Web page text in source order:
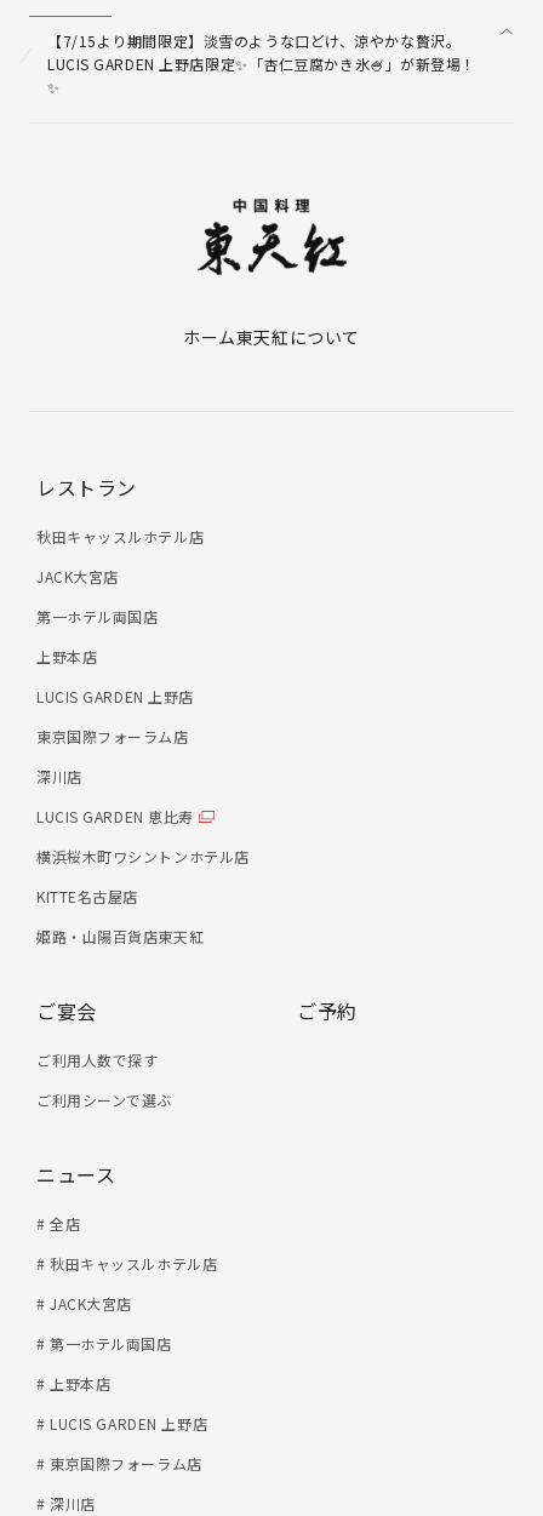
【7/15より期間限定】淡雪のような口どけ、涼やかな贅沢。
LUCIS GARDEN 上野店限定✨「杏仁豆腐かき氷🍧」が新登場！
✨
ホーム東天紅について
レストラン
秋田キャッスルホテル店
JACK大宮店
第一ホテル両国店
上野本店
LUCIS GARDEN 上野店
東京国際フォーラム店
深川店
LUCIS GARDEN 恵比寿
横浜桜木町ワシントンホテル店
KITTE名古屋店
姫路・山陽百貨店東天紅
ご宴会
ご利用人数で探す
ご利用シーンで選ぶ
ニュース
# 全店
# 秋田キャッスルホテル店
# JACK大宮店
# 第一ホテル両国店
# 上野本店
# LUCIS GARDEN 上野店
# 東京国際フォーラム店
# 深川店
ご予約